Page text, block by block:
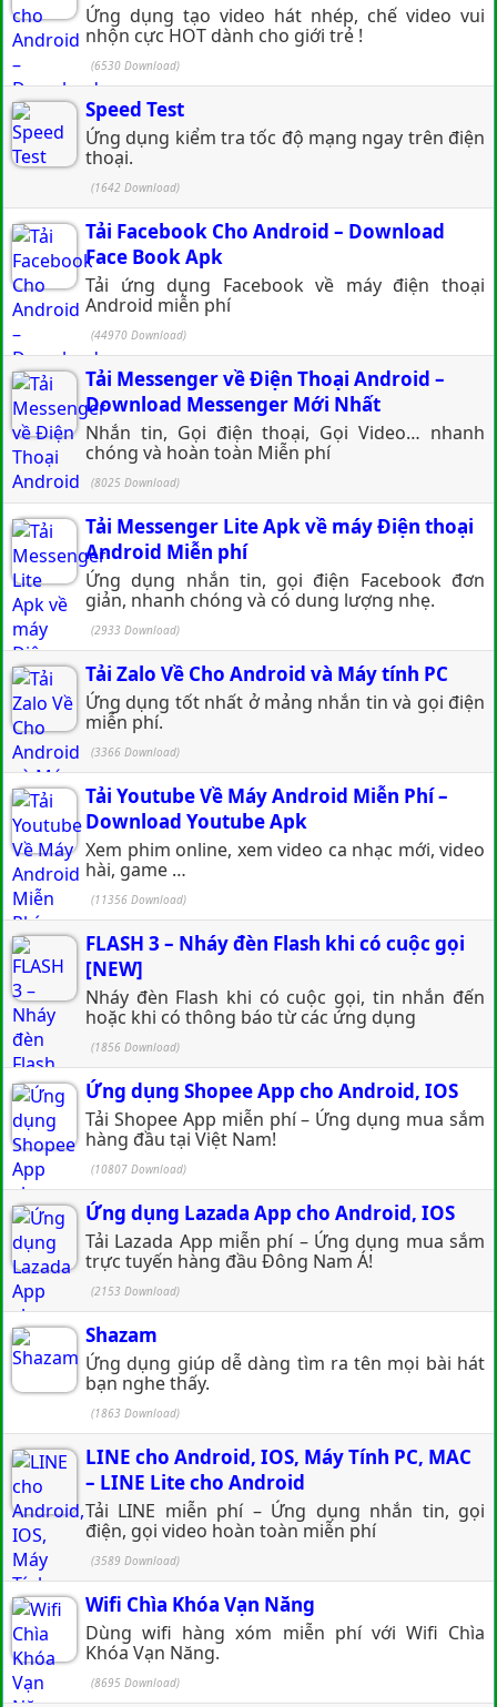
Ứng dụng tạo video hát nhép, chế video vui
nhộn cực HOT dành cho giới trẻ !
(6530 Download)
Speed Test
Ứng dụng kiểm tra tốc độ mạng ngay trên điện
thoại.
(1642 Download)
Tải Facebook Cho Android – Download
Face Book Apk
Tải ứng dụng Facebook về máy điện thoại
Android miễn phí
(44970 Download)
Tải Messenger về Điện Thoại Android –
Download Messenger Mới Nhất
Nhắn tin, Gọi điện thoại, Gọi Video… nhanh
chóng và hoàn toàn Miễn phí
(8025 Download)
Tải Messenger Lite Apk về máy Điện thoại
Android Miễn phí
Ứng dụng nhắn tin, gọi điện Facebook đơn
giản, nhanh chóng và có dung lượng nhẹ.
(2933 Download)
Tải Zalo Về Cho Android và Máy tính PC
Ứng dụng tốt nhất ở mảng nhắn tin và gọi điện
miễn phí.
(3366 Download)
Tải Youtube Về Máy Android Miễn Phí –
Download Youtube Apk
Xem phim online, xem video ca nhạc mới, video
hài, game …
(11356 Download)
FLASH 3 – Nháy đèn Flash khi có cuộc gọi
[NEW]
Nháy đèn Flash khi có cuộc gọi, tin nhắn đến
hoặc khi có thông báo từ các ứng dụng
(1856 Download)
Ứng dụng Shopee App cho Android, IOS
Tải Shopee App miễn phí – Ứng dụng mua sắm
hàng đầu tại Việt Nam!
(10807 Download)
Ứng dụng Lazada App cho Android, IOS
Tải Lazada App miễn phí – Ứng dụng mua sắm
trực tuyến hàng đầu Đông Nam Á!
(2153 Download)
Shazam
Ứng dụng giúp dễ dàng tìm ra tên mọi bài hát
bạn nghe thấy.
(1863 Download)
LINE cho Android, IOS, Máy Tính PC, MAC
– LINE Lite cho Android
Tải LINE miễn phí – Ứng dụng nhắn tin, gọi
điện, gọi video hoàn toàn miễn phí
(3589 Download)
Wifi Chìa Khóa Vạn Năng
Dùng wifi hàng xóm miễn phí với Wifi Chìa
Khóa Vạn Năng.
(8695 Download)